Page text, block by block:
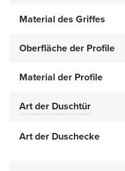
Material des Griffes
Oberfläche der Profile
Material der Profile
Art der Duschtür
Art der Duschecke